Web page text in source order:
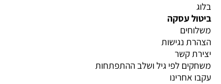
בלוג
ביטול עסקה
משלוחים
הצהרת נגישות
יצירת קשר
משחקים לפי גיל ושלב ההתפתחות
עקבו אחרינו